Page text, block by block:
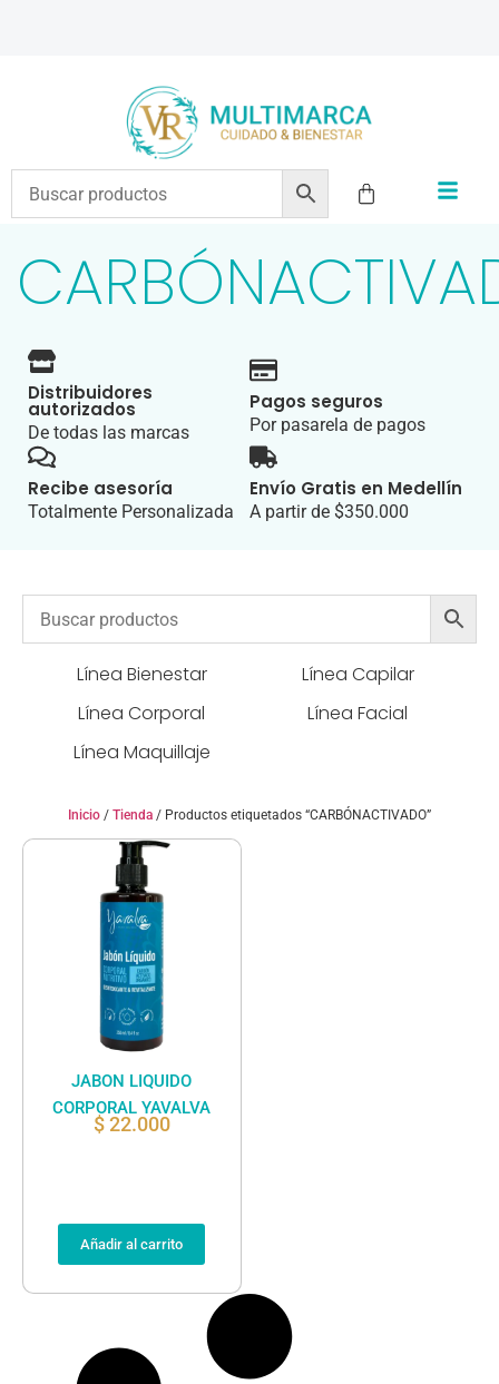
ENVÍOS A TODO EL PAÍS | RECIBIMOS TODOS LOS MEDIOS DE PAGO
Distribuidores
autorizados
De todas las marcas
Pagos seguros
Por pasarela de pagos
Recibe asesoría
Totalmente Personalizada
Envío Gratis en Medellín
A partir de $350.000
Línea Bienestar
Línea Capilar
Línea Corporal
Línea Facial
Línea Maquillaje
Inicio / Tienda / Productos etiquetados “CARBÓNACTIVADO”
JABON LIQUIDO
CORPORAL YAVALVA
$22.000
Añadir al carrito